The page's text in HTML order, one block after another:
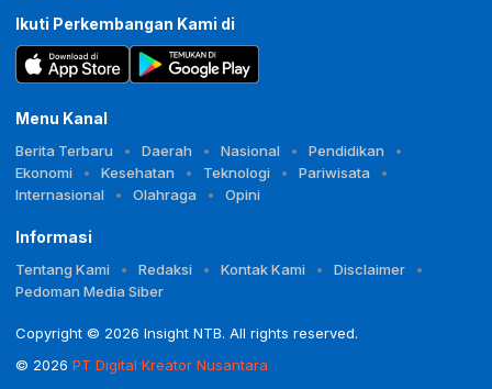
Ikuti Perkembangan Kami di
Menu Kanal
Berita Terbaru Daerah Nasional
Pendidikan
Ekonomi
Kesehatan Teknologi
Pariwisata
Internasional
Olahraga Opini
Informasi
Tentang Kami Redaksi Kontak Kami
Disclaimer
Pedoman Media Siber
Copyright © 2026 Insight NTB. All rights reserved.
© 2026 PT Digital Kreator Nusantara